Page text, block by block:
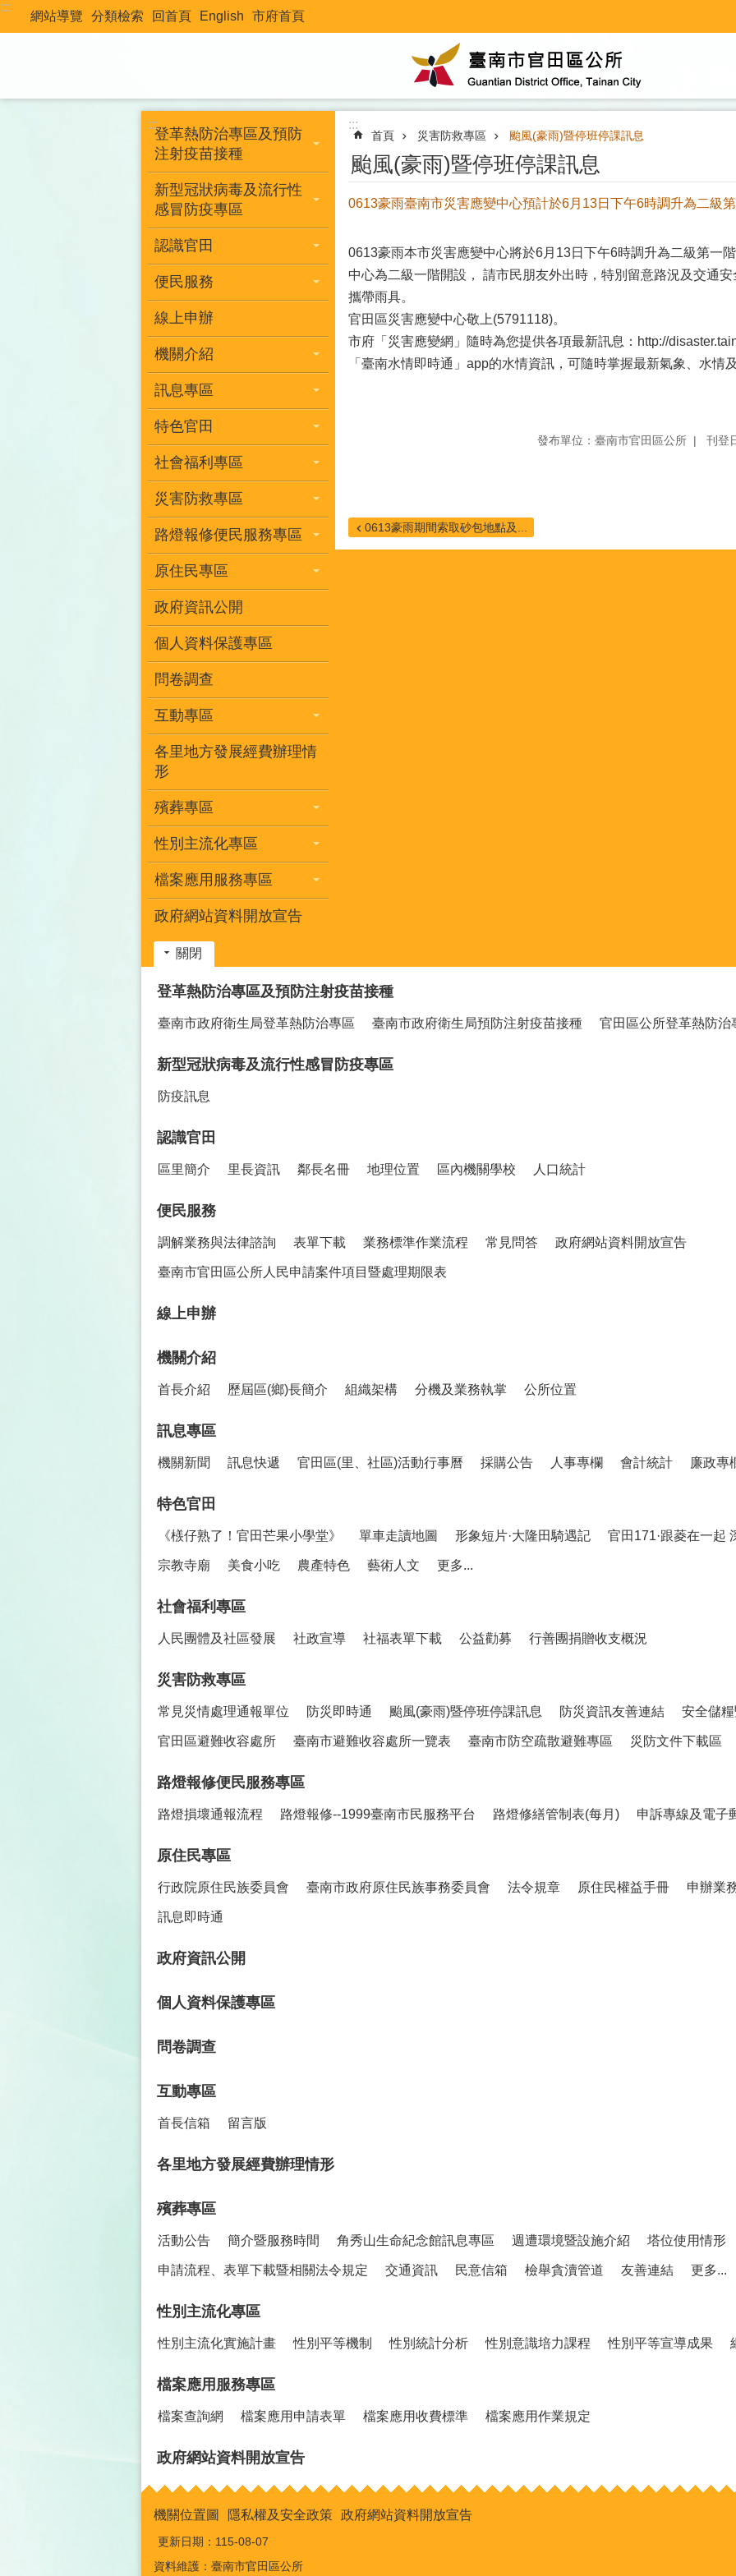
跳到主要內容區塊
:::
網站導覽 分類檢索 回首頁 English 市府首頁
:::
登革熱防治專區及預防
注射疫苗接種
新型冠狀病毒及流行性
感冒防疫專區
認識官田
便民服務
線上申辦
機關介紹
訊息專區
特色官田
社會福利專區
災害防救專區
路燈報修便民服務專區
原住民專區
政府資訊公開
個人資料保護專區
問卷調查
互動專區
各里地方發展經費辦理情
形
殯葬專區
性別主流化專區
檔案應用服務專區
政府網站資料開放宣告
:::
首頁 災害防救專區 颱風(豪雨)暨停班停課訊息
颱風(豪雨)暨停班停課訊息
0613豪雨臺南市災害應變中心預計於6月13日下午6時調升為二級
0613豪雨本市災害應變中心將於6月13日下午6時調升為二級第一
中心為二級一階開設， 請市民朋友外出時，特別留意路況及交通
攜帶雨具。
官田區災害應變中心敬上(5791118)。
市府「災害應變網」隨時為您提供各項最新訊息： http://
「臺南水情即時通」app的水情資訊，可隨時掌握最新氣象、水情
發布單位：臺南市官田區公所 刊登
0613豪雨期間索取砂包地點及...
關閉
登革熱防治專區及預防注射疫苗接種
臺南市政府衛生局登革熱防治專區 臺南市政府衛生局預防注射疫苗接種 官田區公所登革熱防治
新型冠狀病毒及流行性感冒防疫專區
防疫訊息
認識官田
區里簡介 里長資訊 鄰長名冊 地理位置 區內機關學校 人口統計
便民服務
調解業務與法律諮詢 表單下載 業務標準作業流程 常見問答 政府網站資料開放宣告
臺南市官田區公所人民申請案件項目暨處理期限表
線上申辦
機關介紹
首長介紹 歷屆區(鄉)長簡介 組織架構 分機及業務執掌 公所位置
訊息專區
機關新聞 訊息快遞 官田區(里、社區)活動行事曆 採購公告 人事專欄 會計統計 廉政專
特色官田
《檨仔熟了！官田芒果小學堂》 單車走讀地圖 形象短片·大隆田騎遇記 官田171·跟菱在一起
宗教寺廟 美食小吃 農產特色 藝術人文 更多...
社會福利專區
人民團體及社區發展 社政宣導 社福表單下載 公益勸募 行善團捐贈收支概況
災害防救專區
常見災情處理通報單位 防災即時通 颱風(豪雨)暨停班停課訊息 防災資訊友善連結 安全儲
官田區避難收容處所 臺南市避難收容處所一覽表 臺南市防空疏散避難專區 災防文件下載區
路燈報修便民服務專區
路燈損壞通報流程 路燈報修--1999臺南市民服務平台 路燈修繕管制表(每月) 申訴專線及電子
原住民專區
行政院原住民族委員會 臺南市政府原住民族事務委員會 法令規章 原住民權益手冊 申辦業
訊息即時通
政府資訊公開
個人資料保護專區
問卷調查
互動專區
首長信箱 留言版
各里地方發展經費辦理情形
殯葬專區
活動公告 簡介暨服務時間 角秀山生命紀念館訊息專區 週遭環境暨設施介紹 塔位使用情形
申請流程、表單下載暨相關法令規定 交通資訊 民意信箱 檢舉貪瀆管道 友善連結 更多...
性別主流化專區
性別主流化實施計畫 性別平等機制 性別統計分析 性別意識培力課程 性別平等宣導成果
檔案應用服務專區
檔案查詢網 檔案應用申請表單 檔案應用收費標準 檔案應用作業規定
政府網站資料開放宣告
機關位置圖 隱私權及安全政策 政府網站資料開放宣告
更新日期： 115-08-07
資料維護：臺南市官田區公所